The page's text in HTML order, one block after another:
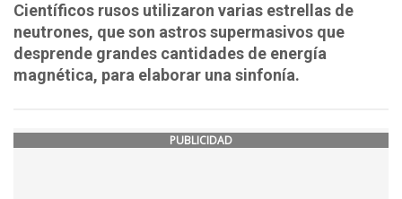
Científicos rusos utilizaron varias estrellas de
neutrones, que son astros supermasivos que
desprende grandes cantidades de energía
magnética, para elaborar una sinfonía.
PUBLICIDAD